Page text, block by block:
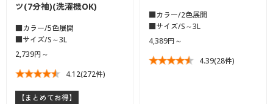
ツ(7分袖)(洗濯機OK)
■カラー/5色展開
■サイズ/S～3L
2,739円～
4.12(272件)
【まとめてお得】
■カラー/2色展開
■サイズ/S～3L
4,389円～
4.39(28件)